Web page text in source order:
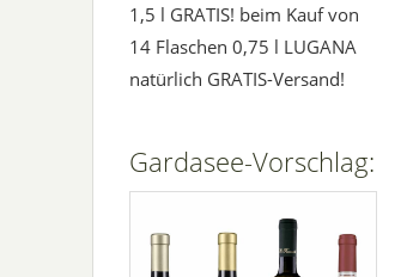
1,5 l GRATIS! beim Kauf von
14 Flaschen 0,75 l LUGANA
natürlich GRATIS-Versand!
Gardasee-Vorschlag: